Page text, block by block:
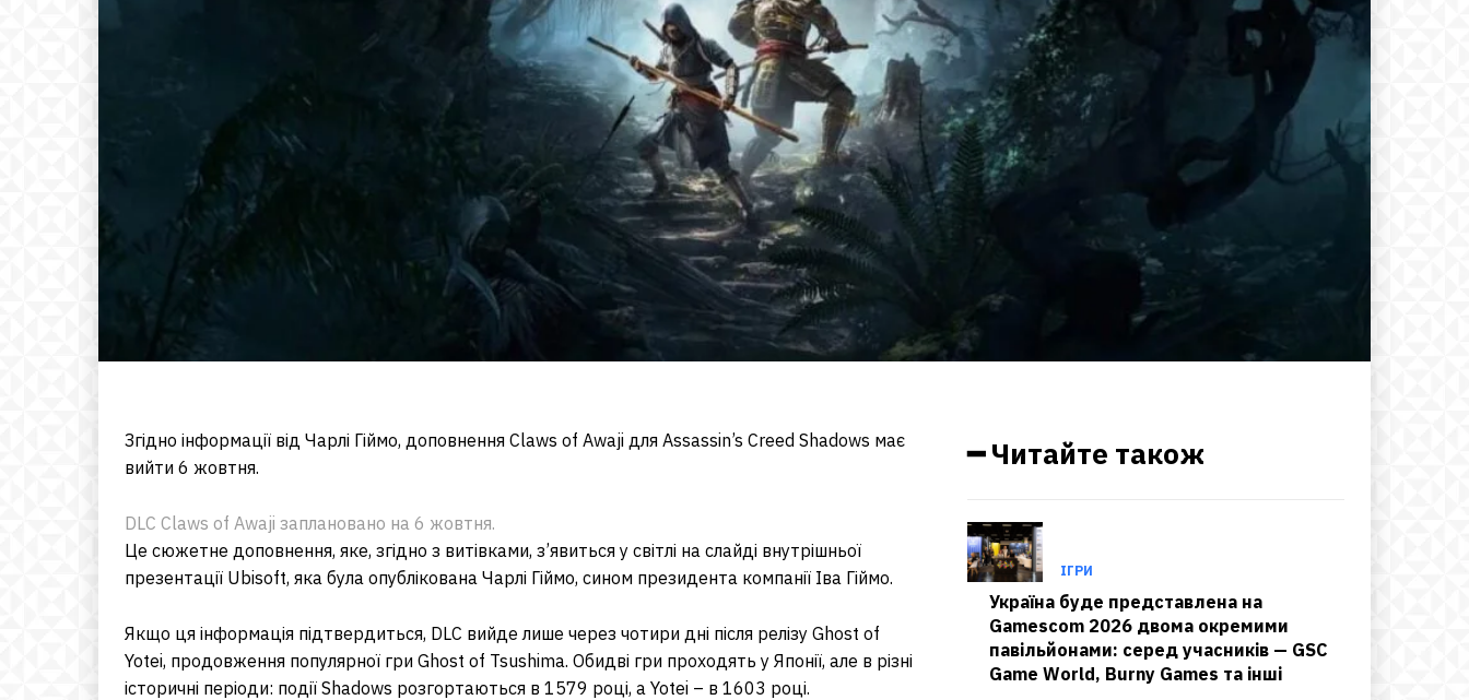
Згідно інформації від Чарлі Гіймо, доповнення Claws of Awaji для Assassin’s Creed Shadows має
вийти 6 жовтня.
DLC Claws of Awaji заплановано на 6 жовтня.
Це сюжетне доповнення, яке, згідно з витівками, з’явиться у світлі на слайді внутрішньої
презентації Ubisoft, яка була опублікована Чарлі Гіймо, сином президента компанії Іва Гіймо.
Якщо ця інформація підтвердиться, DLC вийде лише через чотири дні після релізу Ghost of
Yotei, продовження популярної гри Ghost of Tsushima. Обидві гри проходять у Японії, але в різні
історичні періоди: події Shadows розгортаються в 1579 році, а Yotei – в 1603 році.
━ Читайте також
ІГРИ
Україна буде представлена на
Gamescom 2026 двома окремими
павільйонами: серед учасників — GSC
Game World, Burny Games та інші